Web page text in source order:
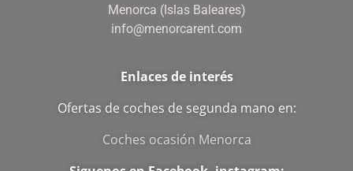
Menorca (Islas Baleares)
info@menorcarent.com
Enlaces de interés
Ofertas de coches de segunda mano en:
Coches ocasión Menorca